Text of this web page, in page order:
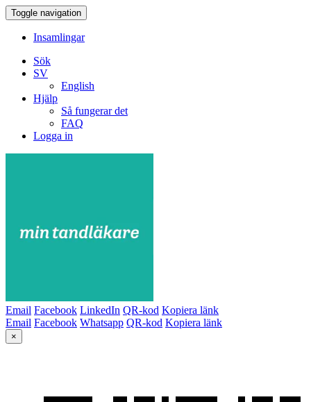
Toggle navigation
Insamlingar
Sök
SV
English
Hjälp
Så fungerar det
FAQ
Logga in
Email Facebook LinkedIn QR-kod Kopiera länk
Email Facebook Whatsapp QR-kod Kopiera länk
×